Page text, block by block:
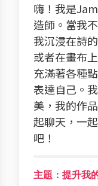
嗨！我是
造師。當我
我沉浸在詩
或者在畫布
充滿著各種
表達自己。
美，我的作
起聊天，一
吧！
主題：提升我